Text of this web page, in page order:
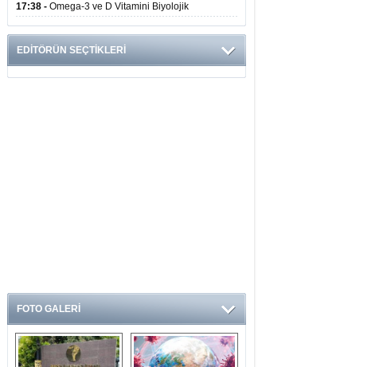
Hacmi Arasında Bağlantı Bulundu
17:38 - Omega-3 ve D Vitamini Biyolojik
Yaşlanmayı Yavaşlatabilir
EDİTÖRÜN SEÇTİKLERİ
FOTO GALERİ